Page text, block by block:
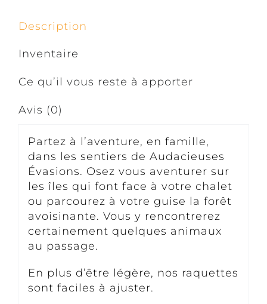
Description
Inventaire
Ce qu’il vous reste à apporter
Avis (0)
Partez à l’aventure, en famille,
dans les sentiers de Audacieuses
Évasions. Osez vous aventurer sur
les îles qui font face à votre chalet
ou parcourez à votre guise la forêt
avoisinante. Vous y rencontrerez
certainement quelques animaux
au passage.
En plus d’être légère, nos raquettes
sont faciles à ajuster.